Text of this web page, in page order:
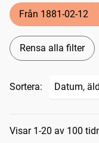
Från 1881-02-12
Rensa alla filter
Sortera:
Visar 1-20 av 100